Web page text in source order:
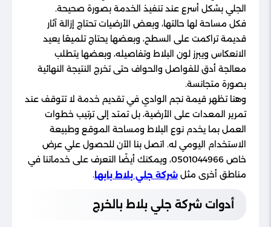
الجلي بشكل أسرع عند تنفيذ الخدمة بصورة صحيحة.
فكل مساحة لها حالتها، وبعض الأرضيات تحتاج إزالة آثار
قديمة تراكمت على السطح، وبعضها يحتاج تلميعًا يعيد
الانعكاس ويبرز لون البلاط وتفاصيله، وبعضها يتطلب
معالجة أدق للفواصل والحواف حتى تخرج النتيجة النهائية
بصورة متجانسة.
وهنا تظهر قيمة نجم الوادي في تقديم خدمة لا تتوقف عند
تمرير المعدات على الأرضية، بل تمتد إلى ترتيب خطوات
العمل بما يخدم نوع البلاط ومساحة الموقع وطبيعة
الاستخدام اليومي له. اتصل بنا الآن للحصول علي عرض
خاص 0501044966، ويمكنك أيضًا التعرف على خدماتنا في
مناطق أخرى مثل شركة جلي بلاط بابها.
أدوات شركة جلي بلاط بالخرج